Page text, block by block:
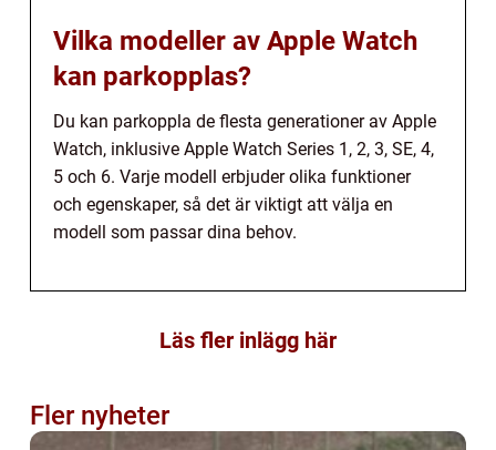
Vilka modeller av Apple Watch
kan parkopplas?
Du kan parkoppla de flesta generationer av Apple
Watch, inklusive Apple Watch Series 1, 2, 3, SE, 4,
5 och 6. Varje modell erbjuder olika funktioner
och egenskaper, så det är viktigt att välja en
modell som passar dina behov.
Läs fler inlägg här
Fler nyheter